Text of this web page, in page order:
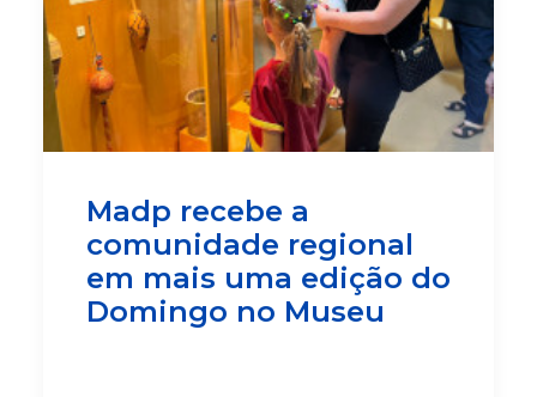
Madp recebe a
comunidade regional
em mais uma edição do
Domingo no Museu